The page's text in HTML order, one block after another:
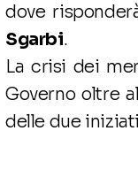
dove
Sgarbi.
La crisi dei
Governo oltre
delle due